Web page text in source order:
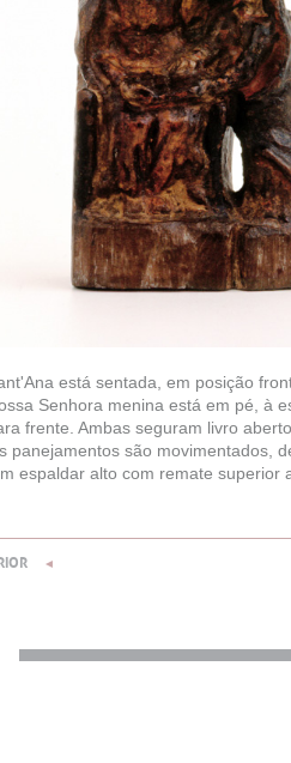
está sentada, em posição
Senhora menina está em pé, à
frente. Ambas seguram livro
panejamentos são movimentados,
espaldar alto com remate superior
◄